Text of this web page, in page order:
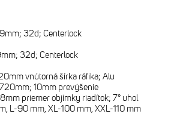
32d; Centerlock
32d; Centerlock
vnútorná šírka ráfika; Alu
10mm prevýšenie
priemer objímky riadítok; 7° uhol
L-90 mm, XL-100 mm, XXL-110 mm